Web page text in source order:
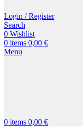
Login / Register
Search
0 Wishlist
0 items 0,00 €
Menu
0 items 0,00 €